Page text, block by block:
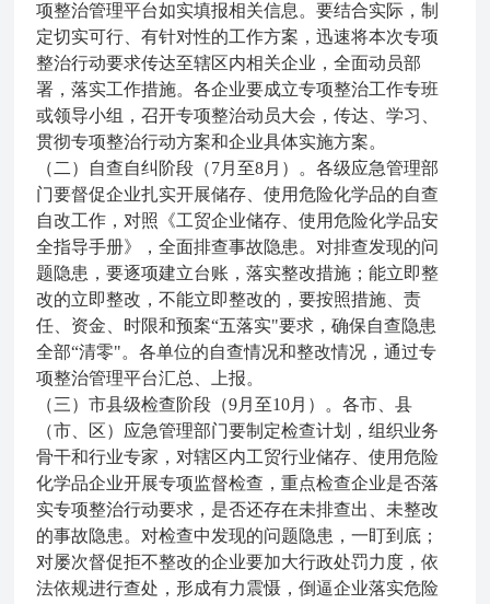
项整治管理平台如实填报相关信息。要结合实际，制
定切实可行、有针对性的工作方案，迅速将本次专项
整治行动要求传达至辖区内相关企业，全面动员部
署，落实工作措施。各企业要成立专项整治工作专班
或领导小组，召开专项整治动员大会，传达、学习、
贯彻专项整治行动方案和企业具体实施方案。
（二）自查自纠阶段（7月至8月）。各级应急管理部
门要督促企业扎实开展储存、使用危险化学品的自查
自改工作，对照《工贸企业储存、使用危险化学品安
全指导手册》，全面排查事故隐患。对排查发现的问
题隐患，要逐项建立台账，落实整改措施；能立即整
改的立即整改，不能立即整改的，要按照措施、责
任、资金、时限和预案“五落实"要求，确保自查隐患
全部“清零"。各单位的自查情况和整改情况，通过专
项整治管理平台汇总、上报。
（三）市县级检查阶段（9月至10月）。各市、县
（市、区）应急管理部门要制定检查计划，组织业务
骨干和行业专家，对辖区内工贸行业储存、使用危险
化学品企业开展专项监督检查，重点检查企业是否落
实专项整治行动要求，是否还存在未排查出、未整改
的事故隐患。对检查中发现的问题隐患，一盯到底；
对屡次督促拒不整改的企业要加大行政处罚力度，依
法依规进行查处，形成有力震慑，倒逼企业落实危险